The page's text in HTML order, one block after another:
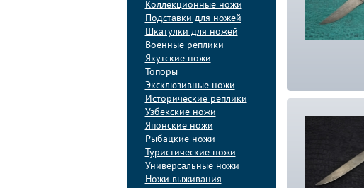
Коллекционные ножи
Подставки для ножей
Шкатулки для ножей
Военные реплики
Якутские ножи
Топоры
Эксклюзивные ножи
Исторические реплики
Узбекские ножи
Японские ножи
Рыбацкие ножи
Туристические ножи
Универсальные ножи
Ножи выживания